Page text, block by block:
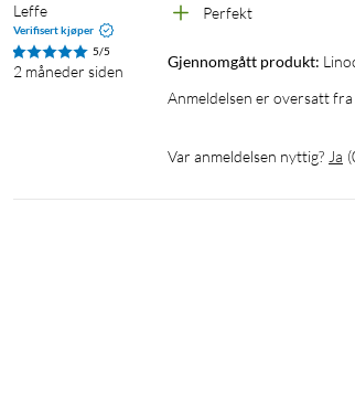
Leffe
Verifisert kjøper
5/5
2 måneder siden
Perfekt
Gjennomgått produkt:
Anmeldelsen er oversatt fra
Var anmeldelsen nyttig? Ja (